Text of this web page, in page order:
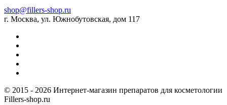
shop@fillers-shop.ru
г. Москва, ул. Южнобутовская, дом 117
© 2015 - 2026 Интернет-магазин препаратов для косметологии
Fillers-shop.ru